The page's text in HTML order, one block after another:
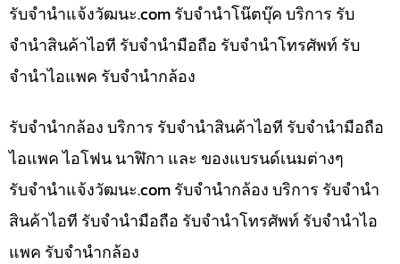
รับจํานําแจ้งวัฒนะ.com รับจำนำโน๊ตบุ๊ค บริการ รับ
จำนำสินค้าไอที รับจำนำมือถือ รับจำนำโทรศัพท์ รับ
จำนำไอแพค รับจำนำกล้อง
รับจำนำกล้อง บริการ รับจำนำสินค้าไอที รับจำนำมือถือ
ไอแพค ไอโฟน นาฬิกา และ ของแบรนด์เนมต่างๆ
รับจํานําแจ้งวัฒนะ.com รับจำนำกล้อง บริการ รับจำนำ
สินค้าไอที รับจำนำมือถือ รับจำนำโทรศัพท์ รับจำนำไอ
แพค รับจำนำกล้อง